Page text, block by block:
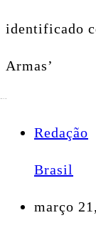
identificado
Armas’
Redação
Brasil
março